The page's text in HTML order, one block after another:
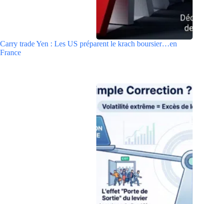
Carry trade Yen : Les US préparent le krach boursier…en
France